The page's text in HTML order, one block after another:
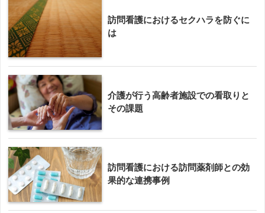
訪問看護におけるセクハラを防ぐに
は
介護が行う高齢者施設での看取りと
その課題
訪問看護における訪問薬剤師との効
果的な連携事例